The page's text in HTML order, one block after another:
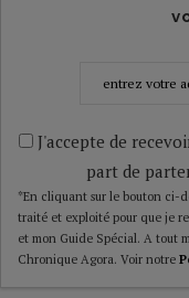
J'accepte de
part de
*En cliquant sur le bouton ci-
traité et exploité pour que je
et mon Guide Spécial. A tout
Chronique Agora. Voir notre